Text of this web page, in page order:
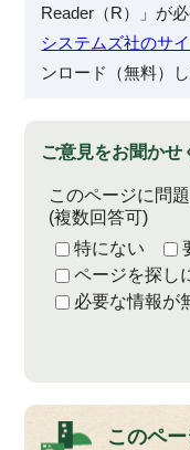
Reader（R）」が
システムズ社のサ
ンロード（無料）
ご意見をお聞かせ
このページに問
(複数回答可)
特にない
ページを探し
必要な情報が
このペ